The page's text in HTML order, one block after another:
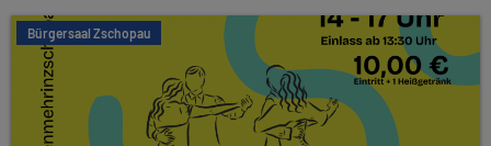
Bürgersaal Zschopau